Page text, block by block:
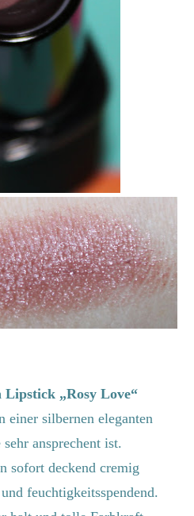
Lipstick „Rosy Love“
silbernen eleganten
ansprechent ist.
sofort deckend cremig
feuchtigkeitsspendend.